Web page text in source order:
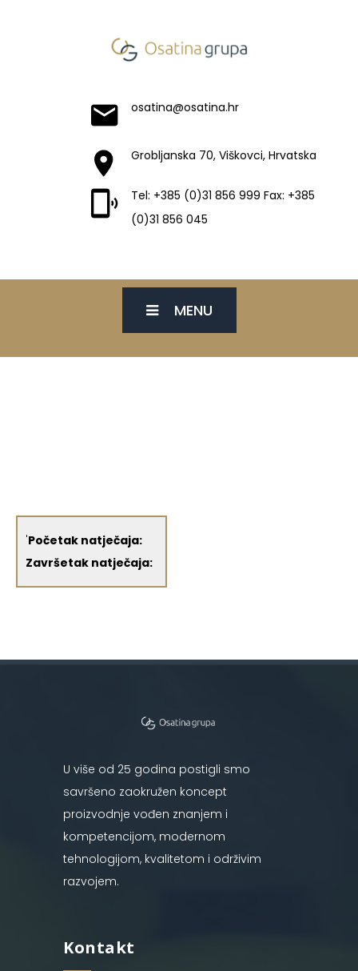
osatina@osatina.hr
Grobljanska 70, Viškovci, Hrvatska
Tel: +385 (0)31 856 999 Fax: +385
(0)31 856 045
MENU
'Početak natječaja:
Završetak natječaja:
U više od 25 godina postigli smo
savršeno zaokružen koncept
proizvodnje vođen znanjem i
kompetencijom, modernom
tehnologijom, kvalitetom i održivim
razvojem.
Kontakt